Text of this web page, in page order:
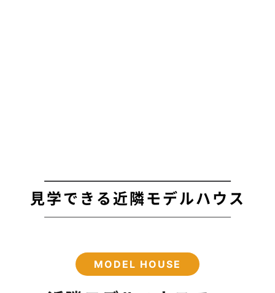
見学できる近隣モデルハウス
MODEL HOUSE